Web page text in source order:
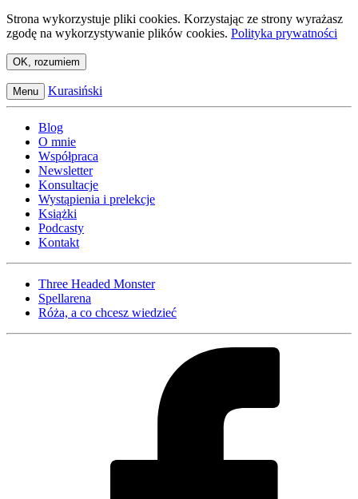
Strona wykorzystuje pliki cookies. Korzystając ze strony wyrażasz
zgodę na wykorzystywanie plików cookies. Polityka prywatności
OK, rozumiem
Menu Kurasiński
Blog
O mnie
Współpraca
Newsletter
Konsultacje
Wystąpienia i prelekcje
Książki
Podcasty
Kontakt
Three Headed Monster
Spellarena
Róża, a co chcesz wiedzieć